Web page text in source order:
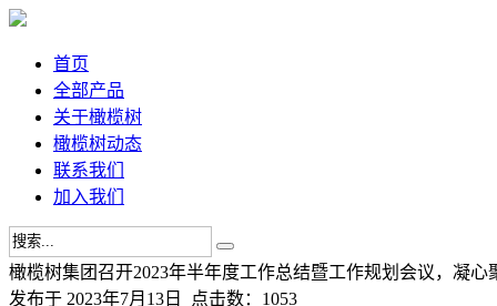
首页
全部产品
关于橄榄树
橄榄树动态
联系我们
加入我们
橄榄树集团召开2023年半年度工作总结暨工作规划会议，凝
发布于 2023年7月13日 点击数：1053